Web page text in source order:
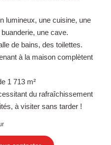
lumineux, une cuisine, une
une cave.
de bains, des toilettes.
à la maison complètent
1 713 m²
du rafraîchissement
à visiter sans tarder !